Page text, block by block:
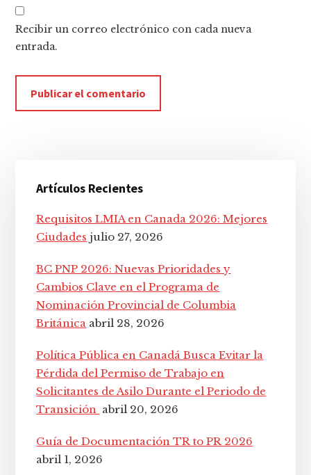
Recibir un correo electrónico con cada nueva
entrada.
lateral
principal
Artículos Recientes
Requisitos LMIA en Canada 2026: Mejores
Ciudades julio 27, 2026
BC PNP 2026: Nuevas Prioridades y
Cambios Clave en el Programa de
Nominación Provincial de Columbia
Británica abril 28, 2026
Política Pública en Canadá Busca Evitar la
Pérdida del Permiso de Trabajo en
Solicitantes de Asilo Durante el Periodo de
Transición abril 20, 2026
Guía de Documentación TR to PR 2026
abril 1, 2026